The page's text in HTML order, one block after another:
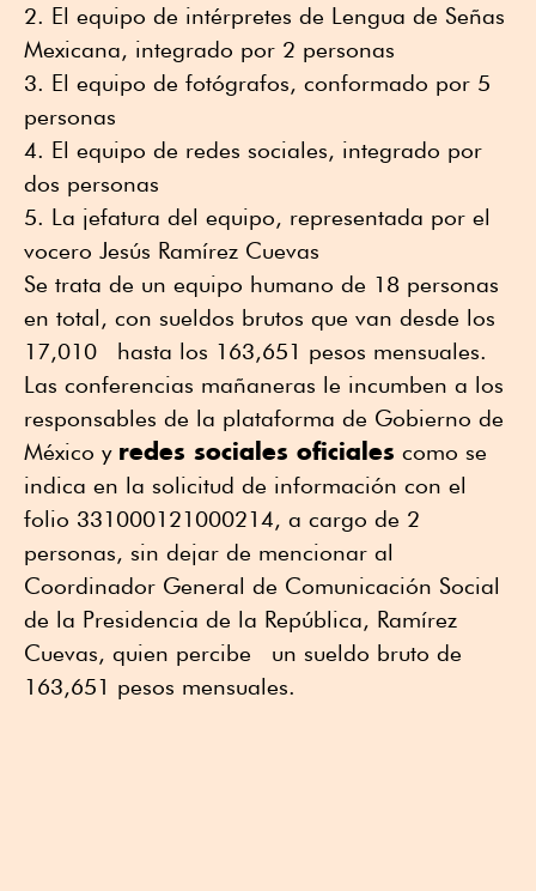
El equipo de intérpretes de Lengua de Señas
Mexicana, integrado por 2 personas
El equipo de fotógrafos, conformado por 5
personas
El equipo de redes sociales, integrado por
dos personas
La jefatura del equipo, representada por el
vocero Jesús Ramírez Cuevas
Se trata de un equipo humano de 18 personas
en total, con sueldos brutos que van desde los
17,010 hasta los 163,651 pesos mensuales.
Las conferencias mañaneras le incumben a los
responsables de la plataforma de Gobierno de
México y redes sociales oficiales como se
indica en la solicitud de información con el
folio 331000121000214, a cargo de 2
personas, sin dejar de mencionar al
Coordinador General de Comunicación Social
de la Presidencia de la República, Ramírez
Cuevas, quien percibe un sueldo bruto de
163,651 pesos mensuales.